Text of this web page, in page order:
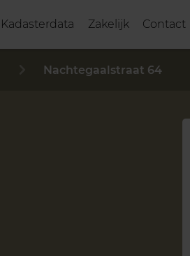
Kadasterdata Zakelijk Contact
Nachtegaalstraat 64